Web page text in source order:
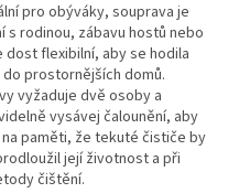
pro obýváky, souprava je
s rodinou, zábavu hostů nebo
dost flexibilní, aby se hodila
prostornějších domů.
vyžaduje dvě osoby a
vysávej čalounění, aby
paměti, že tekuté čističe by
její životnost a při
čištění.